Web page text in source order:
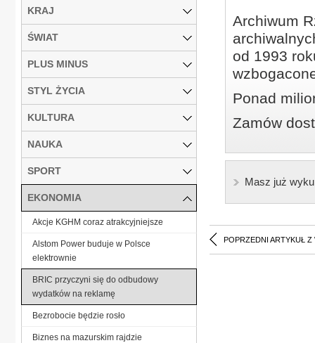
Archiwum
od 1993
Ponad
Zamów
Masz już
POPRZEDNI ARTYKUŁ Z
KRAJ
ŚWIAT
PLUS MINUS
STYL ŻYCIA
KULTURA
NAUKA
SPORT
EKONOMIA
Akcje KGHM coraz atrakcyjniejsze
Alstom Power buduje w Polsce
elektrownie
BRIC przyczyni się do odbudowy
wydatków na reklamę
Bezrobocie będzie rosło
Biznes na mazurskim rajdzie